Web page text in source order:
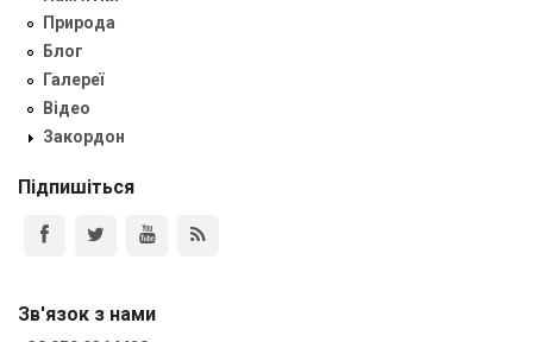
Природа
Блог
Галереї
Відео
Закордон
Підпишіться
Зв'язок з нами